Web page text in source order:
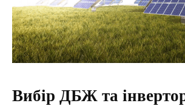
Вибір ДБЖ та